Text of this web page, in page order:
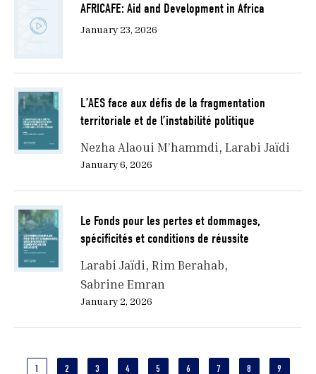
AFRICAFE: Aid and Development in Africa
January 23, 2026
L’AES face aux défis de la fragmentation
territoriale et de l’instabilité politique
Nezha Alaoui M’hammdi Larabi Jaïdi
January 6, 2026
Le Fonds pour les pertes et dommages,
spécificités et conditions de réussite
Larabi Jaïdi Rim Berahab
Sabrine Emran
January 2, 2026
CURRENT
1 PAGE
2 PAGE
3 PAGE
4 PAGE
5 PAGE
6 PAGE
7 PAGE
8 PAGE
9